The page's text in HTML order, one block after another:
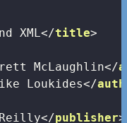
XML</title>
McLaughlin</
Loukides</
</publisher>